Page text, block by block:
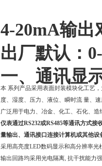
4-20mA输出
出厂默认：
一、通讯显
本 系列产品采用表面封装模块化工艺
度、湿度、压力、液位、瞬时流 量、
广泛用于电力、冶金、化工、石化、造
仪表通过RS232或RS485等通讯方式
量输出、通讯接口连接计算机或其他设
采用高亮度LED数码显示和高分辨率光
输出回路均采用光电隔离, 抗干扰能力